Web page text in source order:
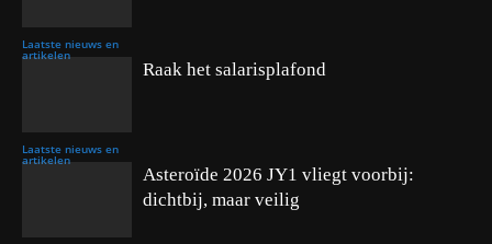
Laatste nieuws en
artikelen
Laatste nieuws en
artikelen
Raak het salarisplafond
Asteroïde 2026 JY1 vliegt voorbij:
dichtbij, maar veilig